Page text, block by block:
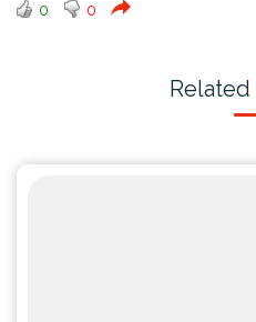
0 0
Related